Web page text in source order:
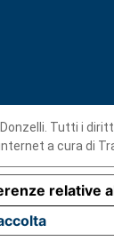
Tutti i
a cura di
relative